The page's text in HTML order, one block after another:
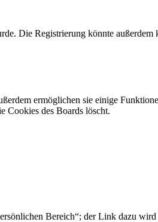
Die Registrierung könnte außerdem
ermöglichen sie einige
Cookies des Boards löscht.
Bereich“; der Link dazu